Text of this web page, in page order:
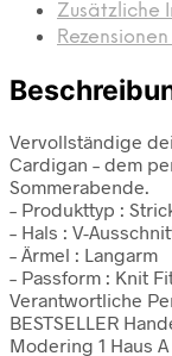
Zusätzliche
Vervollständige
Cardigan – dem
Sommerabende.
– Produkttyp :
– Hals : V-
– Ärmel : Langarm
– Passform : Knit
Verantwortliche
BESTSELLER
Modering 1 Haus